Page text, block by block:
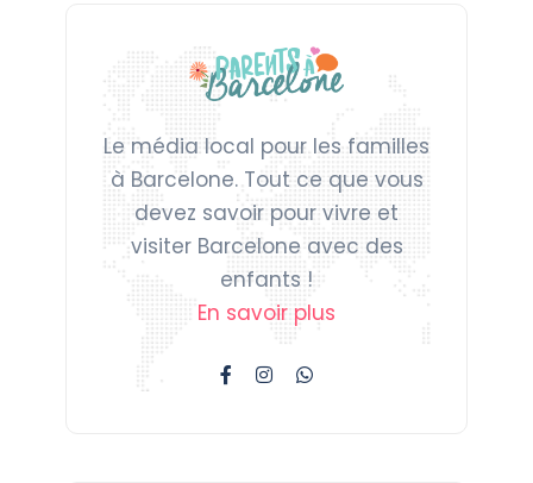
Le média local pour les familles
à Barcelone. Tout ce que vous
devez savoir pour vivre et
visiter Barcelone avec des
enfants !
En savoir plus